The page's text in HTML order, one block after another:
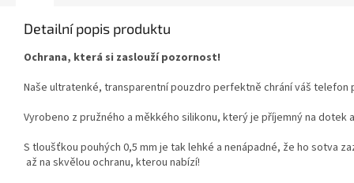
Detailní popis produktu
Ochrana, která si zaslouží pozornost!
Naše ultratenké, transparentní pouzdro perfektně chrání váš
Vyrobeno z pružného a měkkého silikonu, který je příjemný na
S tloušťkou pouhých 0,5 mm je tak lehké a nenápadné, že ho sotva
až na skvělou ochranu, kterou nabízí!